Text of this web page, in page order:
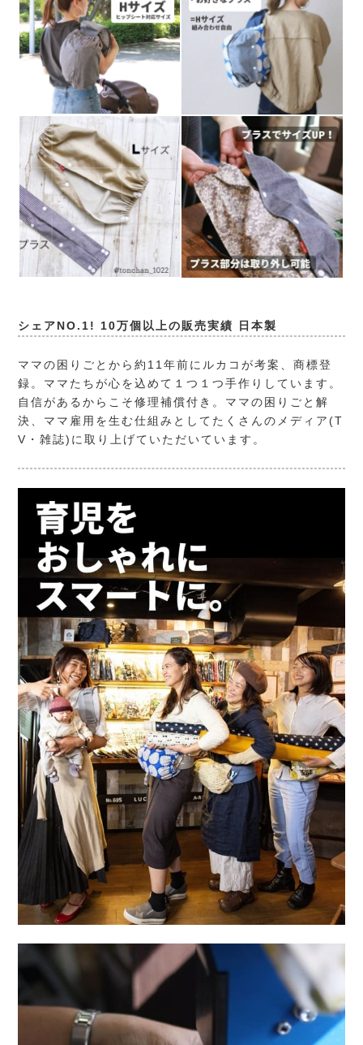
シェアNO.1! 10万個以上の販売実績 日本製
ママの困りごとから約11年前にルカコが考案、商標登
録。ママたちが心を込めて１つ１つ手作りしています。
自信があるからこそ修理補償付き。ママの困りごと解
決、ママ雇用を生む仕組みとしてたくさんのメディア(T
V・雑誌)に取り上げていただいています。